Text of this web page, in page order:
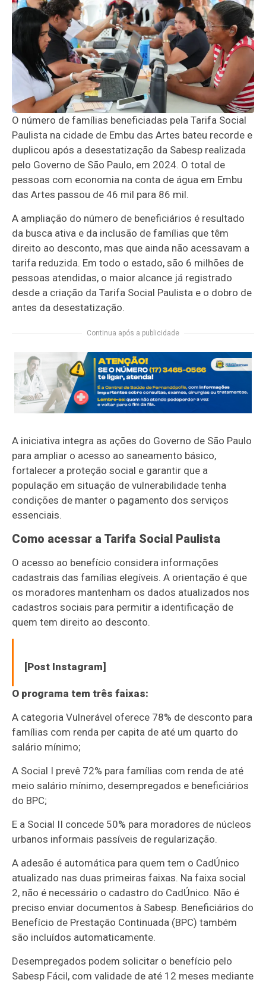
O número de famílias beneficiadas pela Tarifa Social
Paulista na cidade de Embu das Artes bateu recorde e
duplicou após a desestatização da Sabesp realizada
pelo Governo de São Paulo, em 2024. O total de
pessoas com economia na conta de água em Embu
das Artes passou de 46 mil para 86 mil.
A ampliação do número de beneficiários é resultado
da busca ativa e da inclusão de famílias que têm
direito ao desconto, mas que ainda não acessavam a
tarifa reduzida. Em todo o estado, são 6 milhões de
pessoas atendidas, o maior alcance já registrado
desde a criação da Tarifa Social Paulista e o dobro de
antes da desestatização.
Continua após a publicidade
A iniciativa integra as ações do Governo de São Paulo
para ampliar o acesso ao saneamento básico,
fortalecer a proteção social e garantir que a
população em situação de vulnerabilidade tenha
condições de manter o pagamento dos serviços
essenciais.
Como acessar a Tarifa Social Paulista
O acesso ao benefício considera informações
cadastrais das famílias elegíveis. A orientação é que
os moradores mantenham os dados atualizados nos
cadastros sociais para permitir a identificação de
quem tem direito ao desconto.
[Post Instagram]
O programa tem três faixas:
A categoria Vulnerável oferece 78% de desconto para
famílias com renda per capita de até um quarto do
salário mínimo;
A Social I prevê 72% para famílias com renda de até
meio salário mínimo, desempregados e beneficiários
do BPC;
E a Social II concede 50% para moradores de núcleos
urbanos informais passíveis de regularização.
A adesão é automática para quem tem o CadÚnico
atualizado nas duas primeiras faixas. Na faixa social
2, não é necessário o cadastro do CadÚnico. Não é
preciso enviar documentos à Sabesp. Beneficiários do
Benefício de Prestação Continuada (BPC) também
são incluídos automaticamente.
Desempregados podem solicitar o benefício pelo
Sabesp Fácil, com validade de até 12 meses mediante